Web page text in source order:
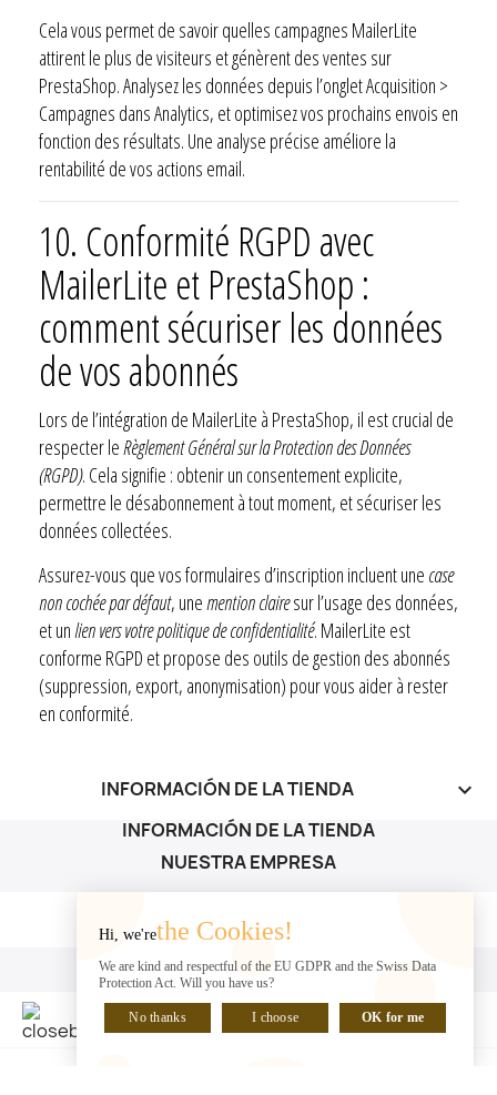
Cela vous permet de savoir quelles campagnes MailerLite
attirent le plus de visiteurs et génèrent des ventes sur
PrestaShop. Analysez les données depuis l’onglet Acquisition >
Campagnes dans Analytics, et optimisez vos prochains envois en
fonction des résultats. Une analyse précise améliore la
rentabilité de vos actions email.
10. Conformité RGPD avec
MailerLite et PrestaShop :
comment sécuriser les données
de vos abonnés
Lors de l’intégration de MailerLite à PrestaShop, il est crucial de
respecter leRèglement Général sur la Protection des Données
(RGPD). Cela signifie : obtenir un consentement explicite,
permettre le désabonnement à tout moment, et sécuriser les
données collectées.
Assurez-vous que vos formulaires d’inscription incluent une case
non cochée par défaut, une mention clairesur l’usage des données,
et un lien vers votre politique de confidentialité. MailerLite est
conforme RGPD et propose des outils de gestion des abonnés
(suppression, export, anonymisation) pour vous aider à rester
en conformité.
INFORMACIÓN DE LA TIENDA keyboard_arrow_down
INFORMACIÓN DE LA TIENDA
NUESTRA EMPRESA
NUESTRA EMPRESA
SU CUENTA
SU CUENTA
Hi, we'rethe Cookies!
We are kind and respectful of the EU GDPR and the Swiss Data
Protection Act. Will you have us?
No thanks I choose OK for me
HABLA CON NOSOTROS